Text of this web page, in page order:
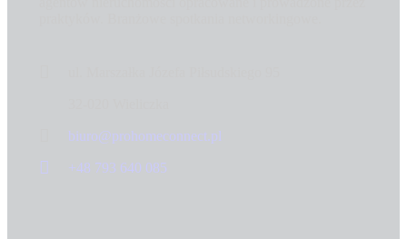
biuro@prohomeconnect.pl
+48 793 640 085